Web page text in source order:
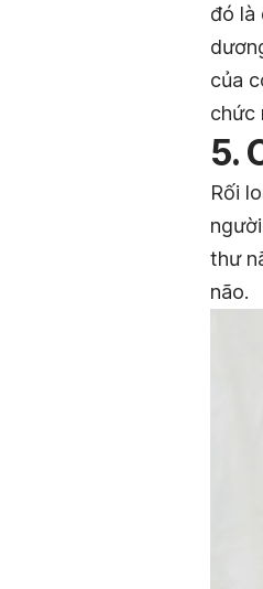
đó là
của
chức
5.
Rối
thư
não.